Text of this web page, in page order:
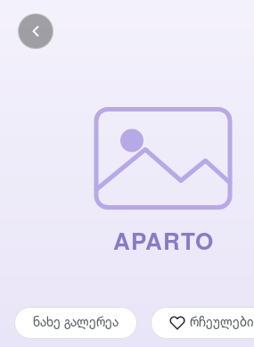
ნახე გალერეა რჩეულები